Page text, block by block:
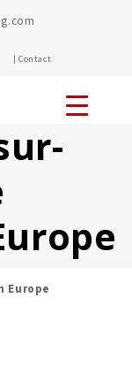
| Contact
Europe